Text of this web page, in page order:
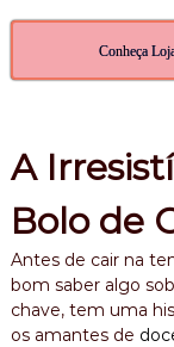
Conheça
A
Bolo de
Antes de cair na
bom saber algo
chave, tem uma
os amantes de